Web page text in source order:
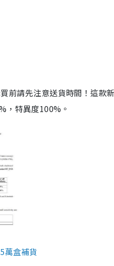
前請先注意送貨時間！這款
，特異度100%。
萬盒補貨